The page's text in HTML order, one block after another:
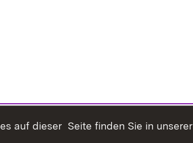
auf dieser Seite finden Sie in unserer